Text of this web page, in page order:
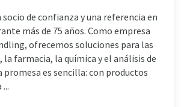
socio de confianza y una referencia en
más de 75 años. Como empresa
ofrecemos soluciones para las
la farmacia, la química y el análisis de
promesa es sencilla: con productos